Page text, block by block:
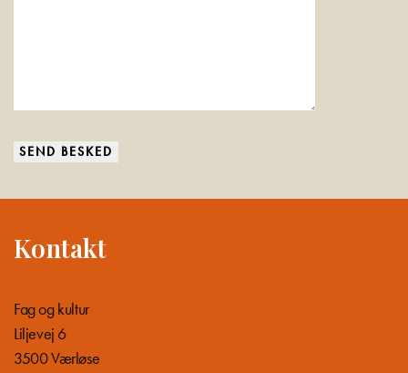
Kontakt
Fag og kultur
Liljevej 6
3500 Værløse